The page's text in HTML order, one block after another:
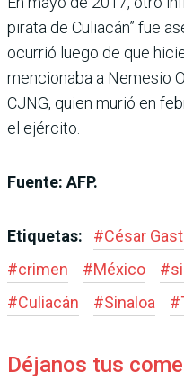
pirata de Culiacán” fue
ocurrió luego de que
mencionaba a Nemesio
CJNG, quien murió en
el ejército.
Fuente: AFP.
Etiquetas: #César
#crimen #México #
#Culiacán #Sinaloa #
Déjanos tus